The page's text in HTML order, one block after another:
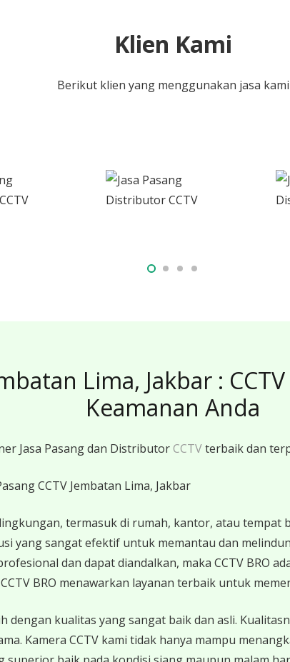
Klien Kami
Berikut klien yang menggunakan jasa kami
Lima, Jakbar :
Keamanan Anda
Jasa Pasang dan DistributorCCTVterbaik dan
termasuk di rumah, kantor, atau tempat
yang sangat efektif untuk memantau dan
dan dapat diandalkan, maka CCTV BRO
BRO menawarkan layanan terbaik untuk
dengan kualitas yang sangat baik dan asli.
Kamera CCTV kami tidak hanya mampu